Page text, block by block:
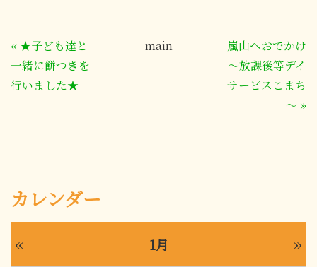
カレンダー
« 1月 »
« ★子ども達と
一緒に餅つきを
行いました★
main
嵐山へおでかけ
～放課後等デイ
サービスこまち
～ »